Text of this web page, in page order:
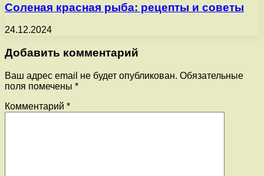
Соленая красная рыба: рецепты и советы
24.12.2024
Добавить комментарий
Ваш адрес email не будет опубликован. Обязательные
поля помечены *
Комментарий *